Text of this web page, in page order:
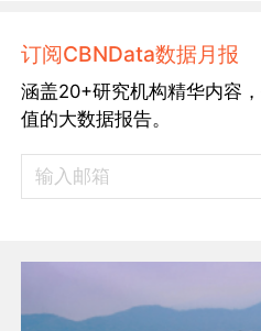
订阅CBNData数据月报
涵盖20+研究机构精华内容
值的大数据报告。